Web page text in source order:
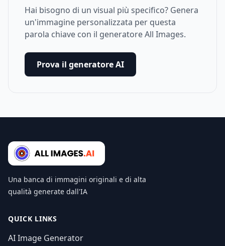
Hai bisogno di un visual più specifico? Genera
un'immagine personalizzata per questa
parola chiave con il generatore All Images.
Prova il generatore AI
Una banca di immagini originali e di alta
qualità generate dall'IA
QUICK LINKS
AI Image Generator